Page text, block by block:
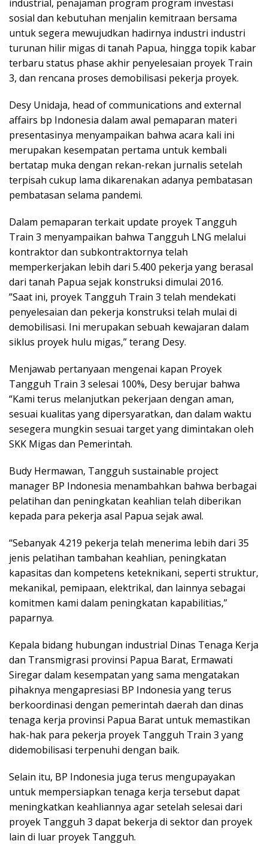
industrial, penajaman program program investasi
sosial dan kebutuhan menjalin kemitraan bersama
untuk segera mewujudkan hadirnya industri industri
turunan hilir migas di tanah Papua, hingga topik kabar
terbaru status phase akhir penyelesaian proyek Train
3, dan rencana proses demobilisasi pekerja proyek.
Desy Unidaja, head of communications and external
affairs bp Indonesia dalam awal pemaparan materi
presentasinya menyampaikan bahwa acara kali ini
merupakan kesempatan pertama untuk kembali
bertatap muka dengan rekan-rekan jurnalis setelah
terpisah cukup lama dikarenakan adanya pembatasan
pembatasan selama pandemi.
Dalam pemaparan terkait update proyek Tangguh
Train 3 menyampaikan bahwa Tangguh LNG melalui
kontraktor dan subkontraktornya telah
memperkerjakan lebih dari 5.400 pekerja yang berasal
dari tanah Papua sejak konstruksi dimulai 2016.
”Saat ini, proyek Tangguh Train 3 telah mendekati
penyelesaian dan pekerja konstruksi telah mulai di
demobilisasi. Ini merupakan sebuah kewajaran dalam
siklus proyek hulu migas,” terang Desy.
Menjawab pertanyaan mengenai kapan Proyek
Tangguh Train 3 selesai 100%, Desy berujar bahwa
“Kami terus melanjutkan pekerjaan dengan aman,
sesuai kualitas yang dipersyaratkan, dan dalam waktu
sesegera mungkin sesuai target yang dimintakan oleh
SKK Migas dan Pemerintah.
Budy Hermawan, Tangguh sustainable project
manager BP Indonesia menambahkan bahwa berbagai
pelatihan dan peningkatan keahlian telah diberikan
kepada para pekerja asal Papua sejak awal.
“Sebanyak 4.219 pekerja telah menerima lebih dari 35
jenis pelatihan tambahan keahlian, peningkatan
kapasitas dan kompetens keteknikani, seperti struktur,
mekanikal, pemipaan, elektrikal, dan lainnya sebagai
komitmen kami dalam peningkatan kapabilitias,”
paparnya.
Kepala bidang hubungan industrial Dinas Tenaga Kerja
dan Transmigrasi provinsi Papua Barat, Ermawati
Siregar dalam kesempatan yang sama mengatakan
pihaknya mengapresiasi BP Indonesia yang terus
berkoordinasi dengan pemerintah daerah dan dinas
tenaga kerja provinsi Papua Barat untuk memastikan
hak-hak para pekerja proyek Tangguh Train 3 yang
didemobilisasi terpenuhi dengan baik.
Selain itu, BP Indonesia juga terus mengupayakan
untuk mempersiapkan tenaga kerja tersebut dapat
meningkatkan keahliannya agar setelah selesai dari
proyek Tangguh 3 dapat bekerja di sektor dan proyek
lain di luar proyek Tangguh.